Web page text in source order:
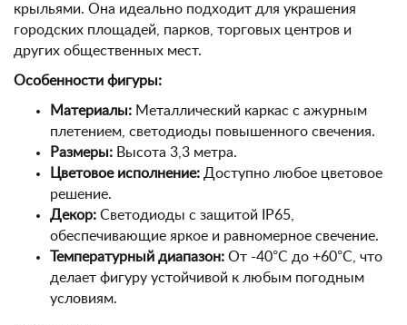
крыльями. Она идеально подходит для украшения
городских площадей, парков, торговых центров и
других общественных мест.
Особенности фигуры:
Материалы: Металлический каркас с ажурным
плетением, светодиоды повышенного свечения.
Размеры: Высота 3,3 метра.
Цветовое исполнение: Доступно любое цветовое
решение.
Декор: Светодиоды с защитой IP65,
обеспечивающие яркое и равномерное свечение.
Температурный диапазон: От -40°C до +60°C, что
делает фигуру устойчивой к любым погодным
условиям.